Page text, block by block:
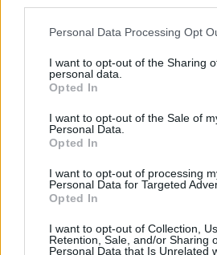
Please note that this website/app
not limited to your visit or usage
grant or deny consent to Google and
use your data for below specified
consent section.
Personal Data Processing Opt
I want to opt-out of the Sharing
personal data.
Opted In
I want to opt-out of the Sale of
Personal Data.
Opted In
I want to opt-out of processing
Personal Data for Targeted
Opted In
I want to opt-out of Collection,
Retention, Sale, and/or Sharing
Personal Data that Is Unrelated
SWE K
Myhlb
SWE
**Cubs
ROLF ZETTERBERG/